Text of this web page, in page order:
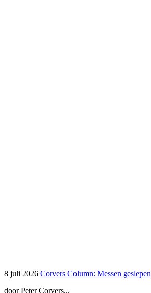
8 juli 2026 Corvers Column: Messen geslepen
door Peter Corvers...